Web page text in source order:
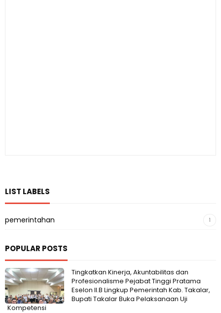
LIST LABELS
pemerintahan 1
POPULAR POSTS
Tingkatkan Kinerja, Akuntabilitas dan
Profesionalisme Pejabat Tinggi Pratama
Eselon II.B Lingkup Pemerintah Kab. Takalar,
Bupati Takalar Buka Pelaksanaan Uji
Kompetensi